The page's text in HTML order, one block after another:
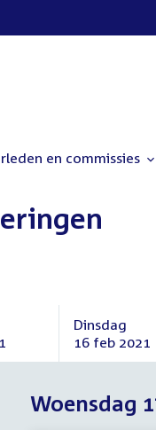
en commissies
Dinsdag
16 feb 2021
Dinsdag
februari
2021
Woensdag